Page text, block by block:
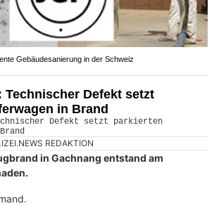
Gebäudesanierung in der Schweiz
Technischer Defekt setzt
in Brand
REDAKTION
in Gachnang entstand am